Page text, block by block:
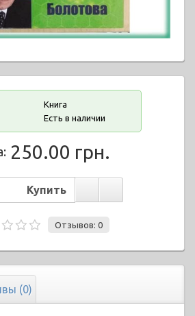
Книга
Есть в наличии
250.00 грн.
Отзывов: 0
(0)